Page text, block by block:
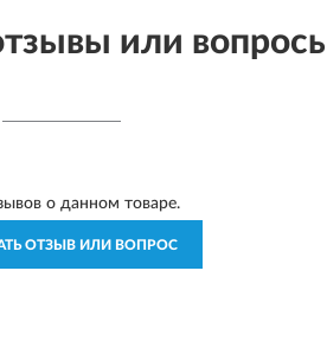
или
о данном товаре.
ОТЗЫВ ИЛИ ВОПРОС